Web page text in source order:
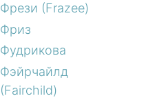
Фрези (Frazee)
Фриз
Фудрикова
Фэйрчайлд
(Fairchild)